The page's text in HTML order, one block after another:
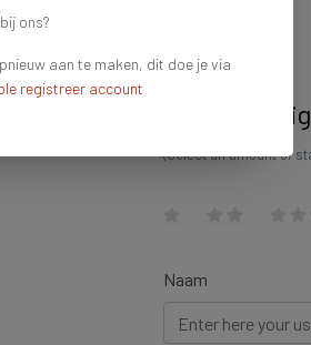
Schrijf je
(Select an amount of
Naam
ons?
aan te maken, dit doe je via
registreer account